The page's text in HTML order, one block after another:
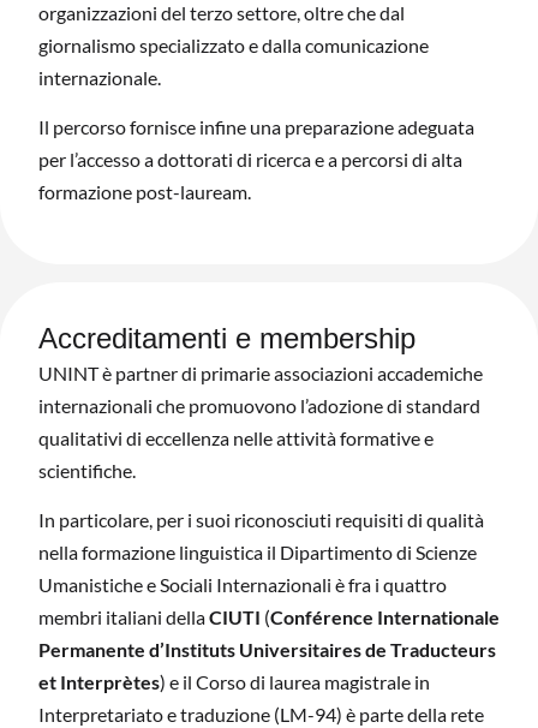
organizzazioni del terzo settore, oltre che dal
giornalismo specializzato e dalla comunicazione
internazionale.
Il percorso fornisce infine una preparazione adeguata
per l’accesso a dottorati di ricerca e a percorsi di alta
formazione post-lauream.
Accreditamenti e membership
UNINT è partner di primarie associazioni accademiche
internazionali che promuovono l’adozione di standard
qualitativi di eccellenza nelle attività formative e
scientifiche.
In particolare, per i suoi riconosciuti requisiti di qualità
nella formazione linguistica il Dipartimento di Scienze
Umanistiche e Sociali Internazionali è fra i quattro
membri italiani dellaCIUTI (Conférence Internationale
Permanente d’Instituts Universitaires de Traducteurs
et Interprètes) e il Corso di laurea magistrale in
Interpretariato e traduzione (LM-94) è parte della rete